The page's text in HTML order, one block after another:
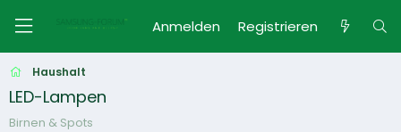
Anmelden Registrieren
Haushalt
LED-Lampen
Birnen & Spots